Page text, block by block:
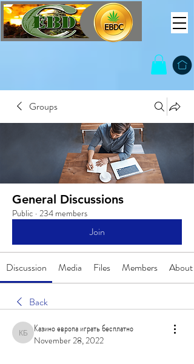
Groups
General Discussions
Public · 234 members
Join
Discussion Media Files Members About
Back
Казино европа играть бесплатно
Казино европа играть бесплатно
November 28, 2022